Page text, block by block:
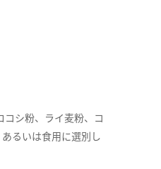
シ粉、ライ麦粉、コ
るいは食用に選別し